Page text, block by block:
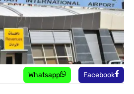
Facebook
Whatsapp